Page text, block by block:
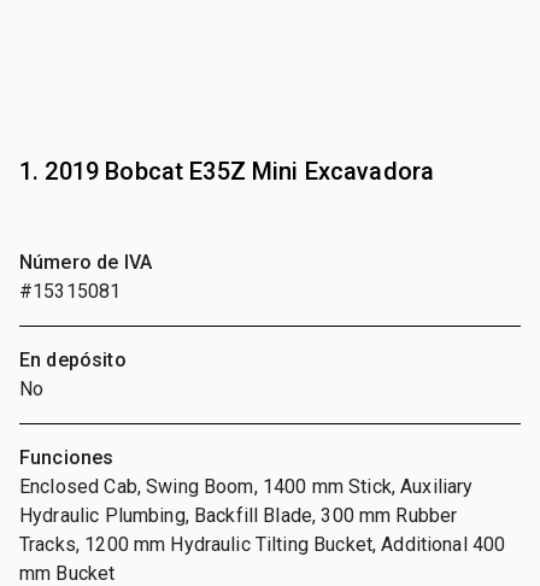
1. 2019 Bobcat E35Z Mini Excavadora
Número de IVA
#15315081
En depósito
No
Funciones
Enclosed Cab, Swing Boom, 1400 mm Stick, Auxiliary
Hydraulic Plumbing, Backfill Blade, 300 mm Rubber
Tracks, 1200 mm Hydraulic Tilting Bucket, Additional 400
mm Bucket